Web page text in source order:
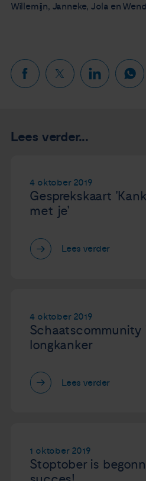
Willemijn, Janneke, Jola en
Lees verder...
4 oktober 2019
Gesprekskaart
met je'
Lees verder
4 oktober 2019
Schaatscommunity
longkanker
Lees verder
1 oktober 2019
Stoptober is